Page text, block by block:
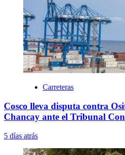
Carreteras
Cosco lleva disputa contra
Chancay ante el Tribunal
5 días atrás